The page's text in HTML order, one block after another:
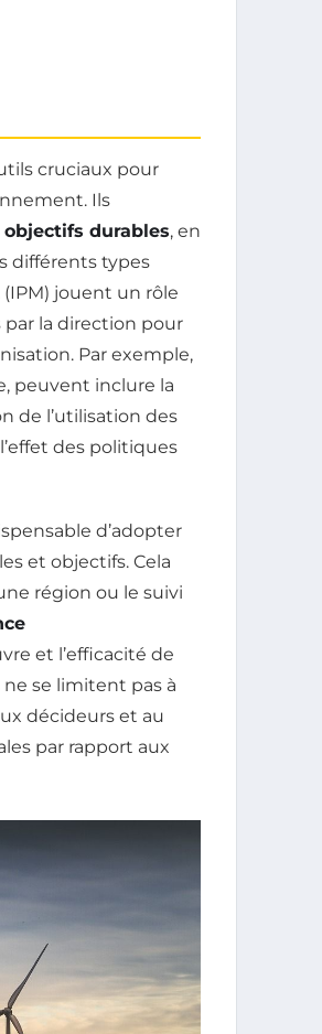
cruciaux pour
Ils
objectifs durables, en
différents types
(IPM) jouent un rôle
la direction pour
Par exemple,
peuvent inclure la
de l’utilisation des
des politiques
d’adopter
et objectifs. Cela
région ou le suivi
et l’efficacité de
se limitent pas à
décideurs et au
par rapport aux